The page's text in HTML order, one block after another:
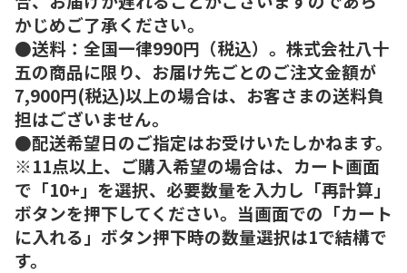
かじめご了承ください。
●送料：全国一律990円（税込）。株式会社八十
五の商品に限り、お届け先ごとのご注文金額が
7,900円(税込)以上の場合は、お客さまの送料負
担はございません。
●配送希望日のご指定はお受けいたしかねます。
※11点以上、ご購入希望の場合は、カート画面
で「10+」を選択、必要数量を入力し「再計算」
ボタンを押下してください。当画面での「カート
に入れる」ボタン押下時の数量選択は1で結構で
す。